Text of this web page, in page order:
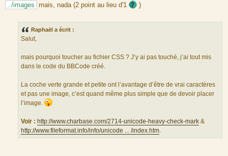
../images mais, nada (2 point au lieu d'1 )
Raphaël a écrit :
Salut,
mais pourquoi toucher au fichier CSS ? J’y ai pas touché, j’ai tout mis
dans le code du BBCode créé.
La coche verte grande et petite ont l’avantage d’être de vrai caractères
et pas une image, c’est quand même plus simple que de devoir placer
l’image.
Voir : http://www.charbase.com/2714-unicode-heavy-check-mark &
http://www.fileformat.info/info/unicode ... /index.htm